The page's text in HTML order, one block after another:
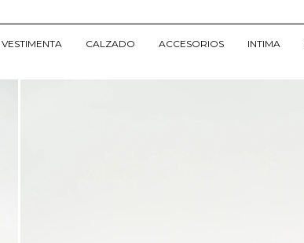
VESTIMENTA CALZADO ACCESORIOS INTIMA